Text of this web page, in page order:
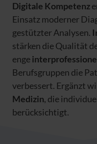
Digitale Kompetenz
Einsatz moderner
gestützter Analysen.
stärken die Qualität
enge
Berufsgruppen die
verbessert. Ergänzt
Medizin, die
berücksichtigt.